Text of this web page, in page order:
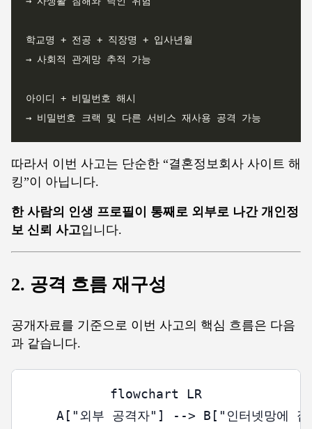
따라서 이번 사고는 단순한 “결혼정보회사 사이트 해
킹”이 아닙니다.
한 사람의 인생 프로필이 통째로 외부로 나간 개인정
보 신뢰 사고입니다.
2. 공격 흐름 재구성
공개자료를 기준으로 이번 사고의 핵심 흐름은 다음
과 같습니다.
flowchart LR
A["외부 공격자"] --> B["인터넷망에 접